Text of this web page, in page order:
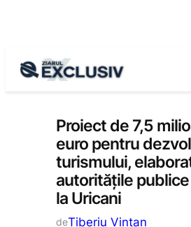
Administrație
Proiect de 7,5
euro pentru
turismului,
autoritățile
la Uricani
deTiberiu Vințan